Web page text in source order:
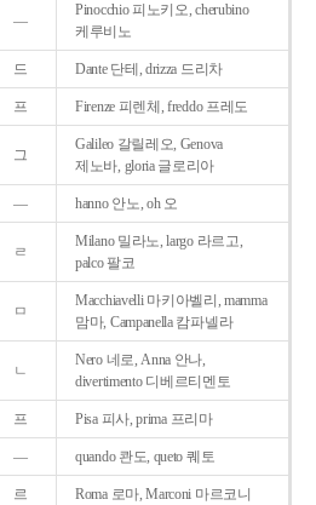
―
Pinocchio 피노키오, cherubino
케루비노
드 Dante 단테, drizza 드리차
프 Firenze 피렌체, freddo 프레도
그
Galileo 갈릴레오, Genova
제노바, gloria 글로리아
― hanno 안노, oh 오
ㄹ
Milano 밀라노, largo 라르고,
palco 팔코
ㅁ
Macchiavelli 마키아벨리, mamma
맘마, Campanella 캄파넬라
ㄴ
Nero 네로, Anna 안나,
divertimento 디베르티멘토
프 Pisa 피사, prima 프리마
― quando 콴도, queto 퀘토
르 Roma 로마, Marconi 마르코니